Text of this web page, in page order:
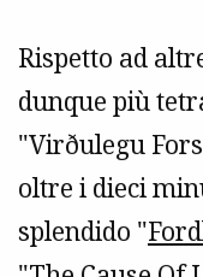
Rispetto ad
dunque più
"Virðulegu
oltre i dieci
splendido "